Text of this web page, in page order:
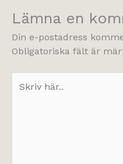
Lämna en
Din e-postadress
Obligatoriska fält är
här..